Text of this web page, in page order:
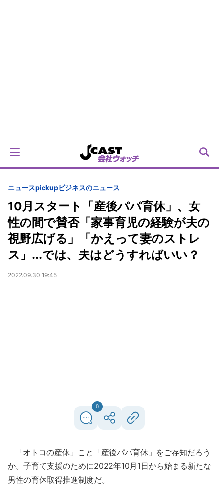
ニュースpickupビジネスのニュース
10月スタート「産後パパ育休」、女
性の間で賛否「家事育児の経験が夫の
視野広げる」「かえって妻のストレ
ス」...では、夫はどうすればいい？
2022.09.30 19:45
0
「オトコの産休」こと「産後パパ育休」をご存知だろう
か。子育て支援のために2022年10月1日から始まる新たな
男性の育休取得推進制度だ。